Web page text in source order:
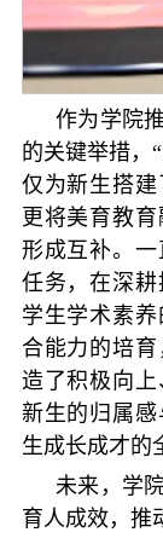
作为学院
的关键举措，
仅为新生搭建
更将美育教
形成互补。
任务，在深
学生学术素
合能力的培
造了积极向
新生的归属
生成长成才的
未来，学
育人成效，推